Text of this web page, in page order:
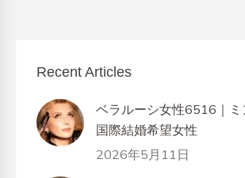
Recent Articles
ベラルーシ女性6516｜ミ
国際結婚希望女性
2026年5月11日